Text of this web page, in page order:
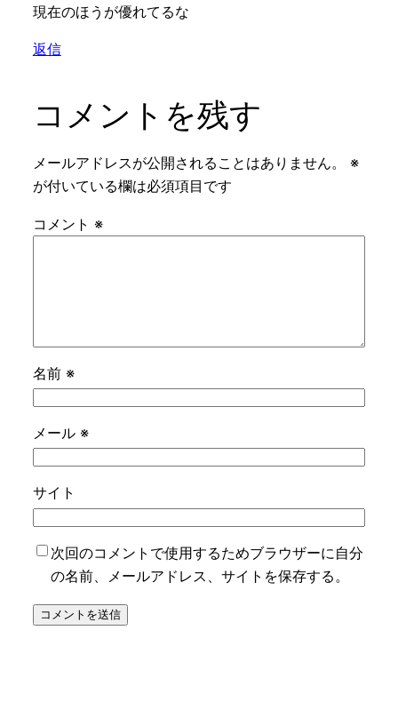
現在のほうが優れてるな
返信
コメントを残す
メールアドレスが公開されることはありません。
※
が付いている欄は必須項目です
コメント ※
名前 ※
メール ※
サイト
次回のコメントで使用するためブラウザーに自分
の名前、メールアドレス、サイトを保存する。